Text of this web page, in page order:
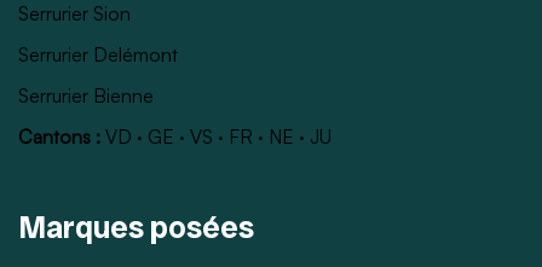
Serrurier Sion
Serrurier Delémont
Serrurier Bienne
Cantons : VD · GE · VS · FR · NE · JU
Marques posées